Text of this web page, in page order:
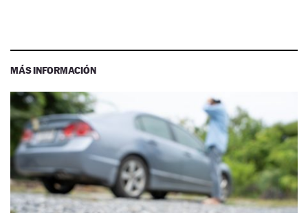
MÁS INFORMACIÓN